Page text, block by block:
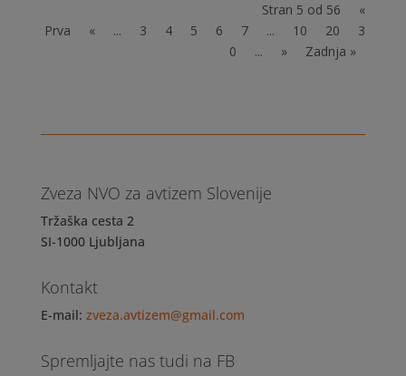
Stran 5 od 56
«
Prva
« ... 3 4 5 6 7 ... 10 20
3
0
... » Zadnja »
Zveza NVO za avtizem Slovenije
Tržaška cesta 2
SI-1000 Ljubljana
Kontakt
E-mail: zveza.avtizem@gmail.com
Spremljajte nas tudi na FB